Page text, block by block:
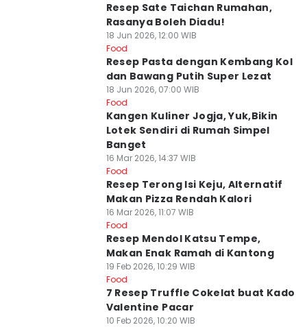
Resep Sate Taichan Rumahan,
Rasanya Boleh Diadu!
18 Jun 2026, 12:00 WIB
Food
Resep Pasta dengan Kembang Kol
dan Bawang Putih Super Lezat
18 Jun 2026, 07:00 WIB
Food
Kangen Kuliner Jogja, Yuk,Bikin
Lotek Sendiri di Rumah Simpel
Banget
16 Mar 2026, 14:37 WIB
Food
Resep Terong Isi Keju, Alternatif
Makan Pizza Rendah Kalori
16 Mar 2026, 11:07 WIB
Food
Resep Mendol Katsu Tempe,
Makan Enak Ramah di Kantong
19 Feb 2026, 10:29 WIB
Food
7 Resep Truffle Cokelat buat Kado
Valentine Pacar
10 Feb 2026, 10:20 WIB